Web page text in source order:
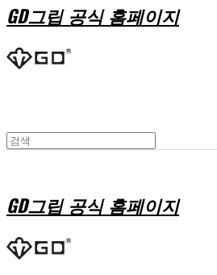
GD그립 공식 홈페이지
GD그립 공식 홈페이지